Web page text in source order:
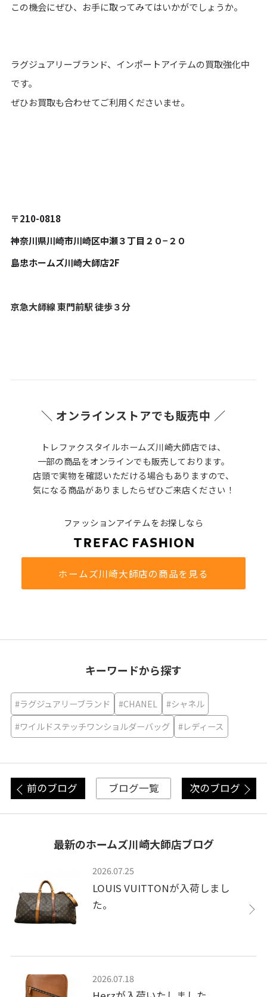
この機会にぜひ、お手に取ってみてはいかがでしょうか。
ラグジュアリーブランド、インポートアイテムの買取強化中
です。
ぜひお買取も合わせてご利用くださいませ。
〒210-0818
神奈川県川崎市川崎区中瀬３丁目２０−２０
島忠ホームズ川崎大師店2F
京急大師線 東門前駅 徒歩３分
＼ オンラインストアでも販売中 ／
トレファクスタイルホームズ川崎大師店では、
一部の商品をオンラインでも販売しております。
店頭で実物を確認いただける場合もありますので、
気になる商品がありましたらぜひご来店ください！
ファッションアイテムをお探しなら
ホームズ川崎大師店の商品を見る
キーワードから探す
#ラグジュアリーブランド #CHANEL
#シャネル
#ワイルドステッチワンショルダーバッグ
#レディース
前のブログ ブログ一覧 次のブログ
最新のホームズ川崎大師店ブログ
2026.07.25
LOUIS VUITTONが入荷しまし
た。
2026.07.18